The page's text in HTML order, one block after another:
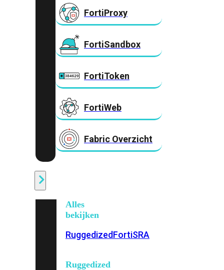
FortiProxy
FortiSandbox
FortiToken
FortiWeb
Fabric Overzicht
Alles
bekijken
RuggedizedFortiSRA
Ruggedized